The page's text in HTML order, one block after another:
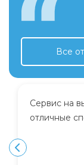
Все
Сервис на
отличные